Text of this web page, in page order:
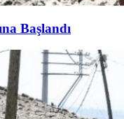
Başlandı